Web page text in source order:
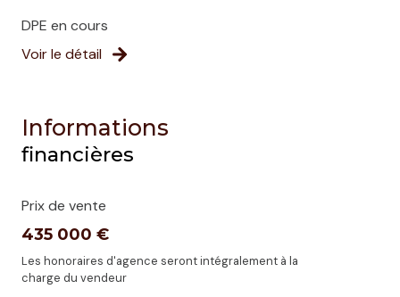
DPE en cours
Voir le détail
Informations
financières
Prix de vente
435 000 €
Les honoraires d'agence seront intégralement à la
charge du vendeur